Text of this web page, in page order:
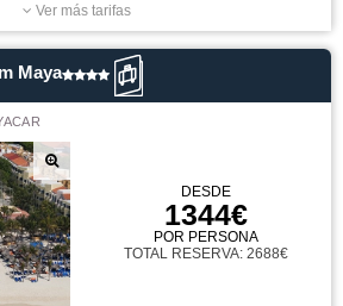
Ver más tarifas
Maya
DESDE
1344€
POR PERSONA
TOTAL RESERVA: 2688€